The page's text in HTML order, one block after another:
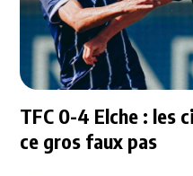
TFC 0-4 Elche : les
ce gros faux pas